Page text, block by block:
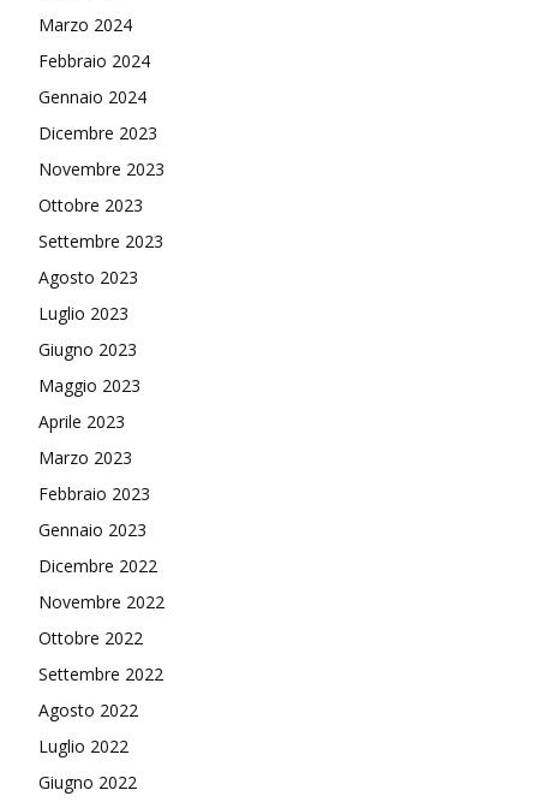
Marzo 2024
Febbraio 2024
Gennaio 2024
Dicembre 2023
Novembre 2023
Ottobre 2023
Settembre 2023
Agosto 2023
Luglio 2023
Giugno 2023
Maggio 2023
Aprile 2023
Marzo 2023
Febbraio 2023
Gennaio 2023
Dicembre 2022
Novembre 2022
Ottobre 2022
Settembre 2022
Agosto 2022
Luglio 2022
Giugno 2022